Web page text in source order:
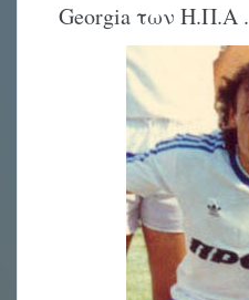
Georgia των Η.Π.Α .